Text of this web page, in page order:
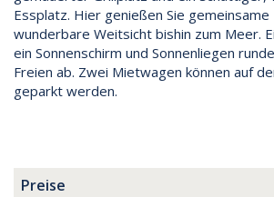
Essplatz. Hier genießen Sie
wunderbare Weitsicht bishin zum Meer.
ein Sonnenschirm und Sonnenliegen
Freien ab. Zwei Mietwagen können auf
geparkt werden.
Preise